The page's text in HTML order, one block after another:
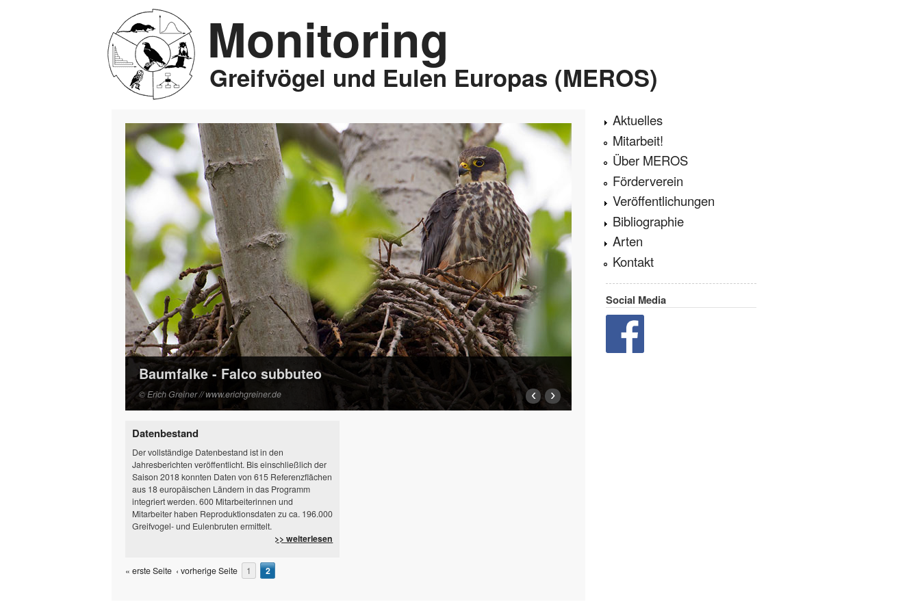
Monitoring
Greifvögel und Eulen Europas (MEROS)
Baumfalke - Falco subbuteo
© Erich Greiner // www.erichgreiner.de ‹ ›
Datenbestand
Der vollständige Datenbestand ist in den
Jahresberichten veröffentlicht. Bis einschließlich der
Saison 2018 konnten Daten von 615 Referenzflächen
aus 18 europäischen Ländern in das Programm
integriert werden. 600 Mitarbeiterinnen und
Mitarbeiter haben Reproduktionsdaten zu ca. 196.000
Greifvogel- und Eulenbruten ermittelt.
>> weiterlesen
Seiten
« erste Seite ‹ vorherige Seite 1 2
Aktuelles
Mitarbeit!
Über MEROS
Förderverein
Veröffentlichungen
Bibliographie
Arten
Kontakt
Social Media